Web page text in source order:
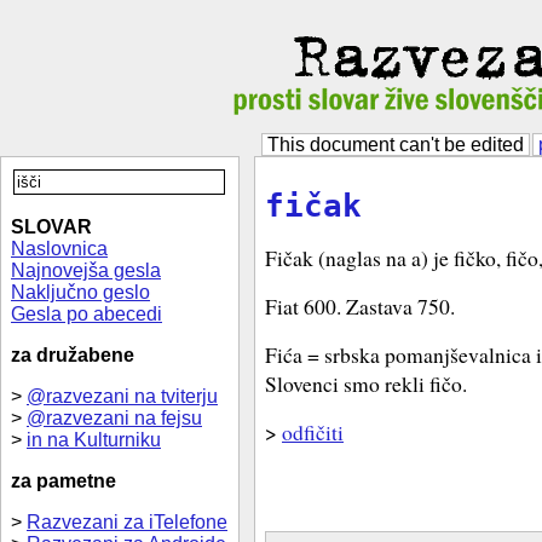
This document can't be edited
SLOVAR
Naslovnica
Najnovejša gesla
Naključno geslo
Gesla po abecedi
za družabene
> @razvezani na tviterju
> @razvezani na fejsu
> in na Kulturniku
za pametne
> Razvezani za iTelefone
fičak
Fičak (naglas na a) je fičko,
Fiat 600. Zastava 750.
Fića = srbska
Slovenci smo rekli fičo.
> odfičiti